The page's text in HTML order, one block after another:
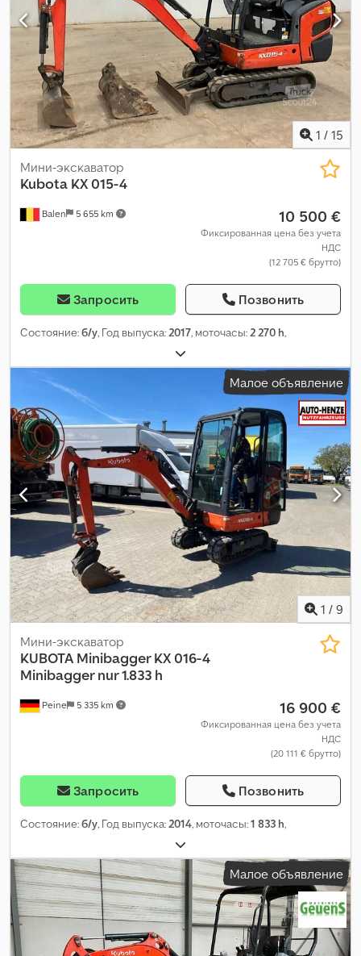
1 / 15
Balen 5 655 km
Мини-экскаватор
Kubota KX 015-4
10 500 €
Фиксированная цена без учета
НДС
(12 705 € брутто)
Запросить Позвонить
Состояние:б/у, Год выпуска: 2017, моточасы: 2 270 h,
Малое объявление
1 / 9
Peine 5 335 km
Мини-экскаватор
KUBOTA Minibagger KX 016-4
Minibagger nur 1.833 h
16 900 €
Фиксированная цена без учета
НДС
(20 111 € брутто)
Запросить Позвонить
Состояние:б/у, Год выпуска:2014, моточасы:1 833 h,
Малое объявление